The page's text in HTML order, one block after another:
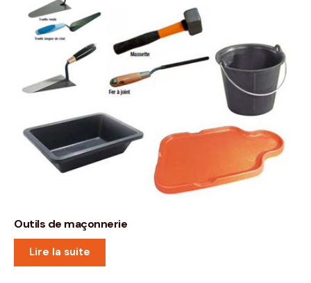
Outils de maçonnerie
Lire la suite